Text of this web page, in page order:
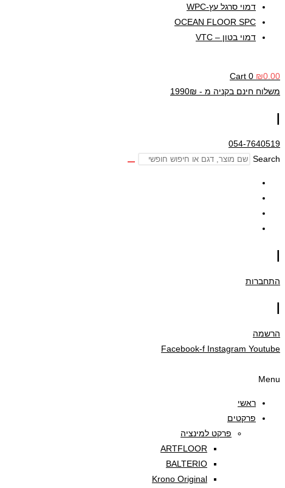
דמוי סרגל עץ-WPC
OCEAN FLOOR SPC
דמוי בטון – VTC
₪0.00
0
Cart
משלוח חינם בקניה מ - 1990₪
054-7640519
Search
התחברות
הרשמה
Facebook-f Instagram Youtube
Menu
ראשי
פרקטים
פרקט למינציה
ARTFLOOR
BALTERIO
Krono Original